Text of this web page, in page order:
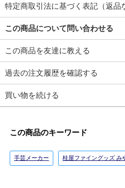
特定商取引法に基づく表記（返品
この商品について問い合わせる
この商品を友達に教える
過去の注文履歴を確認する
買い物を続ける
この商品のキーワード
手芸メーカー 桂屋ファイングッズ み